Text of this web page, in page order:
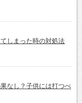
しまった時の対処法
なし？子供には打つべ